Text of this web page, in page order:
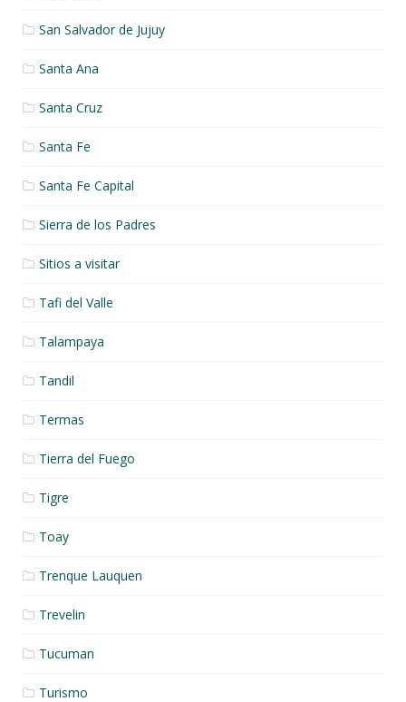
San Salvador de Jujuy
Santa Ana
Santa Cruz
Santa Fe
Santa Fe Capital
Sierra de los Padres
Sitios a visitar
Tafi del Valle
Talampaya
Tandil
Termas
Tierra del Fuego
Tigre
Toay
Trenque Lauquen
Trevelin
Tucuman
Turismo